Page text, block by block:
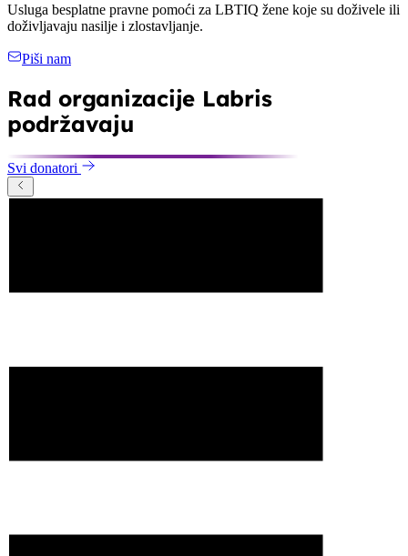
Usluga besplatne pravne pomoći za LBTIQ žene koje su doživele ili
doživljavaju nasilje i zlostavljanje.
Piši nam
Rad organizacije Labris
podržavaju
Svi donatori